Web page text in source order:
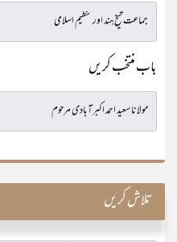
باب منتخب کریں
تلاش کریں